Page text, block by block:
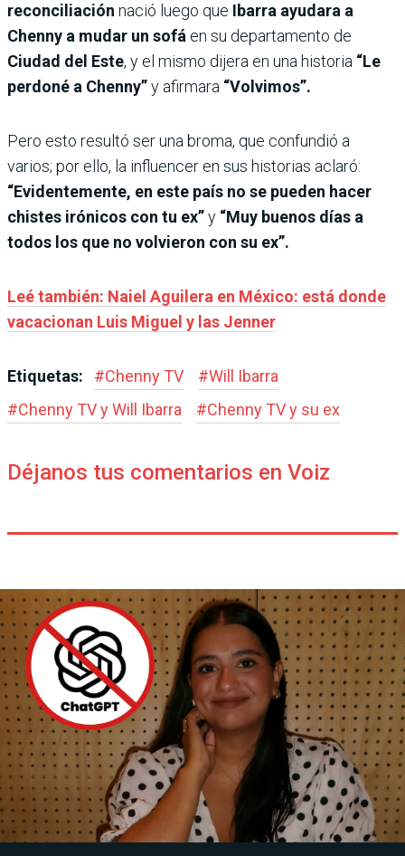
reconciliación nació luego que Ibarra ayudara a
Chenny a mudar un sofá en su departamento de
Ciudad del Este, y el mismo dijera en una historia “Le
perdoné a Chenny”y afirmara “Volvimos”.
Pero esto resultó ser una broma, que confundió a
varios; por ello, la influencer en sus historias aclaró:
“Evidentemente, en este país no se pueden hacer
chistes irónicos con tu ex”y “Muy buenos días a
todos los que no volvieron con su ex”.
Leé también: Naiel Aguilera en México: está donde
vacacionan Luis Miguel y las Jenner
Etiquetas: #Chenny TV #Will Ibarra
#Chenny TV y Will Ibarra #Chenny TV y su ex
Déjanos tus comentarios en Voiz